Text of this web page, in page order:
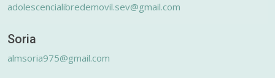
adolescencialibredemovil.sev@gmail.com
Soria
almsoria975@gmail.com